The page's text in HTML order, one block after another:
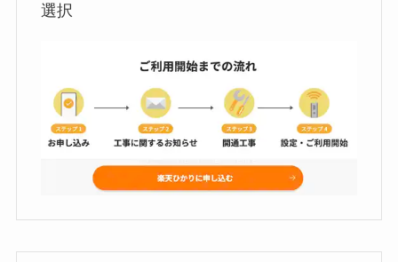
選択